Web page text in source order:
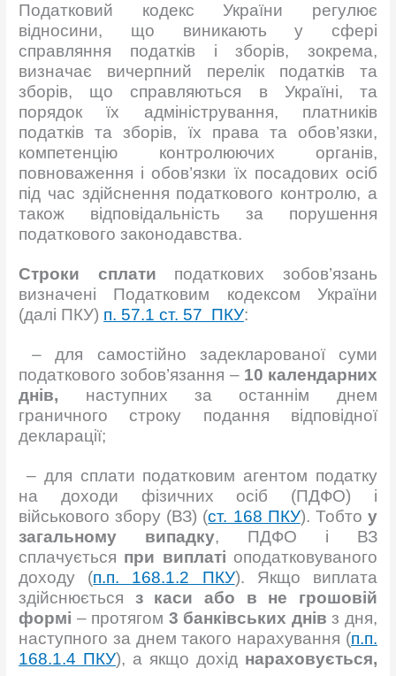
Податковий кодекс України регулює
відносини, що виникають у сфері
справляння податків і зборів, зокрема,
визначає вичерпний перелік податків та
зборів, що справляються в Україні, та
порядок їх адміністрування, платників
податків та зборів, їх права та обов’язки,
компетенцію контролюючих органів,
повноваження і обов’язки їх посадових осіб
під час здійснення податкового контролю, а
також відповідальність за порушення
податкового законодавства.
Строки сплати податкових зобов’язань
визначені Податковим кодексом України
(далі ПКУ) п. 57.1 ст. 57 ПКУ:
– для самостійно задекларованої суми
податкового зобов’язання – 10 календарних
днів, наступних за останнім днем
граничного строку подання відповідної
декларації;
– для сплати податковим агентом податку
на доходи фізичних осіб (ПДФО) і
військового збору (ВЗ) (ст. 168 ПКУ). Тобто у
загальному випадку, ПДФО і ВЗ
сплачується при виплаті оподатковуваного
доходу (п.п. 168.1.2 ПКУ). Якщо виплата
здійснюється з каси або в не грошовій
формі – протягом 3 банківських днів з дня,
наступного за днем такого нарахування (п.п.
168.1.4 ПКУ), а якщо дохід нараховується,